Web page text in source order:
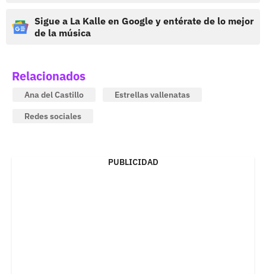
Sigue a La Kalle en Google y entérate de lo mejor
de la música
Relacionados
Ana del Castillo
Estrellas vallenatas
Redes sociales
PUBLICIDAD